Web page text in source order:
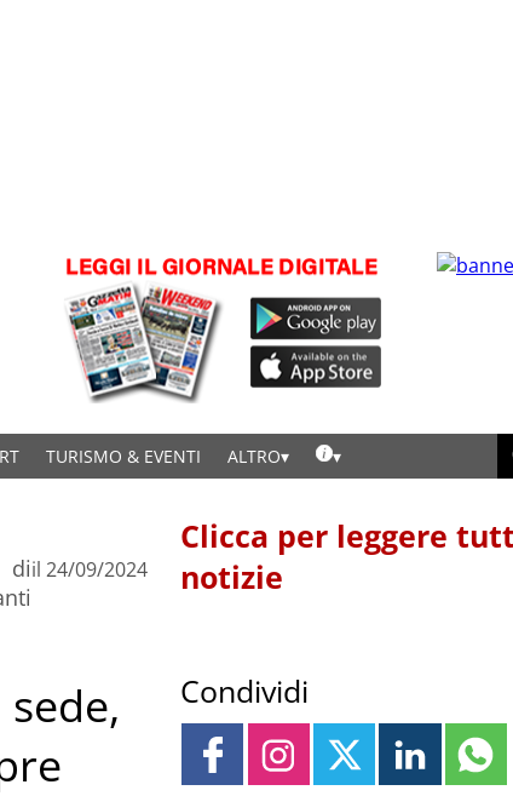
TURISMO & EVENTI ALTRO
diil 24/09/2024
Clicca per leggere
notizie
Condividi